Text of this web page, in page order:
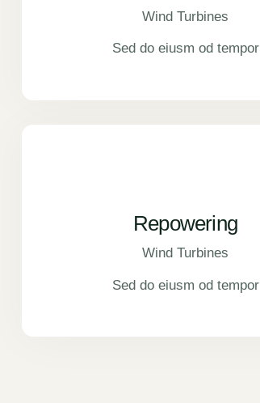
Wind Turbines
Sed do eiusm od tempor
Repowering
Wind Turbines
Sed do eiusm od tempor